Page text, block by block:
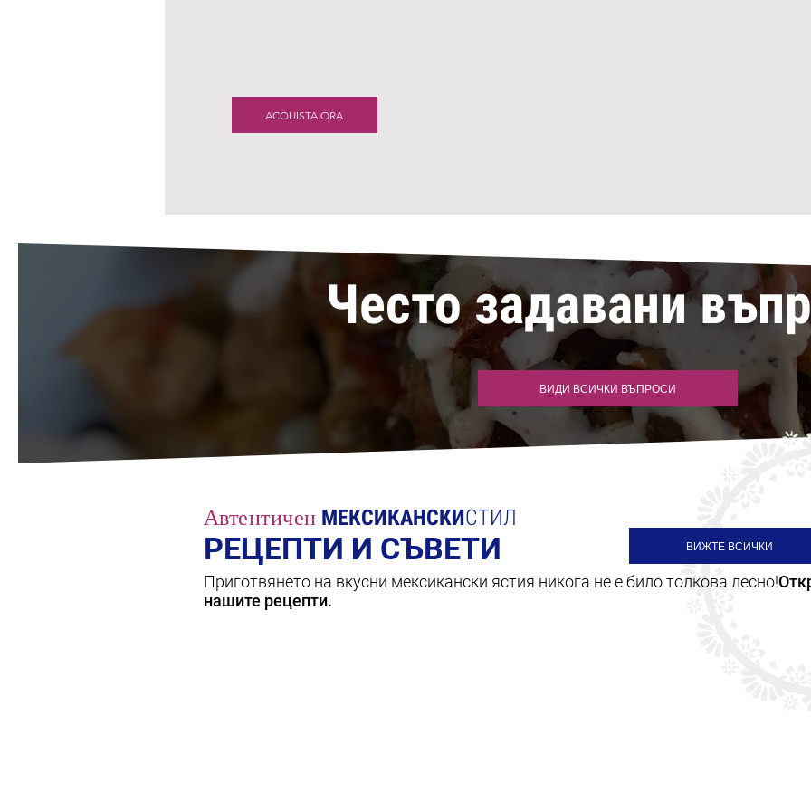
ACQUISTA ORA
Често задавани
ВИДИ ВСИЧКИ ВЪПРОСИ
РЕЦЕПТИ И СЪВЕТИ ВИЖТЕ ВСИЧКИ
Автентичен МЕКСИКАНСКИСТИЛ
Приготвянето на вкусни мексикански ястия никога не е било толкова лесно!
нашите рецепти.